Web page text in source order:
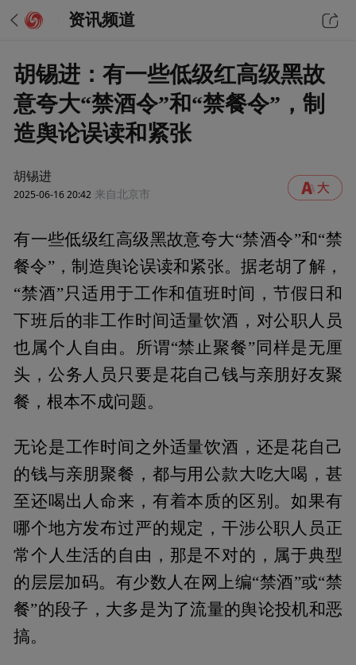
资讯频道
胡锡进：有一些低级红高级黑故
意夸大“禁酒令”和“禁餐令”，制
造舆论误读和紧张
胡锡进
2025-06-16 20:42 来自北京市
有一些低级红高级黑故意夸大“禁酒令”和“禁
餐令”，制造舆论误读和紧张。据老胡了解，
“禁酒”只适用于工作和值班时间，节假日和
下班后的非工作时间适量饮酒，对公职人员
也属个人自由。所谓“禁止聚餐”同样是无厘
头，公务人员只要是花自己钱与亲朋好友聚
餐，根本不成问题。
无论是工作时间之外适量饮酒，还是花自己
的钱与亲朋聚餐，都与用公款大吃大喝，甚
至还喝出人命来，有着本质的区别。如果有
哪个地方发布过严的规定，干涉公职人员正
常个人生活的自由，那是不对的，属于典型
的层层加码。有少数人在网上编“禁酒”或“禁
餐”的段子，大多是为了流量的舆论投机和恶
搞。